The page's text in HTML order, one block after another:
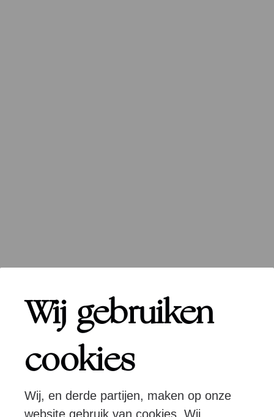
Wij gebruiken
cookies
Wij, en derde partijen, maken op onze
website gebruik van cookies. Wij